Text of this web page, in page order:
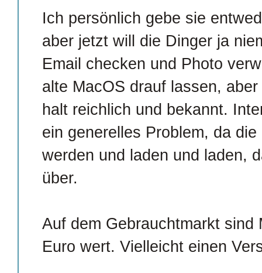
Ich persönlich gebe sie
aber jetzt will die Dinger ja
Email checken und Photo
alte MacOS drauf lassen,
halt reichlich und bekannt.
ein generelles Problem, da
werden und laden und laden,
über.
Auf dem Gebrauchtmarkt sind
Euro wert. Vielleicht einen